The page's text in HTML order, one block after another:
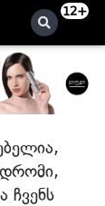
12+
ჩვენს